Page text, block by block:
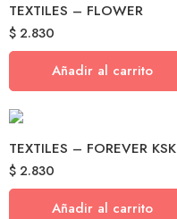
TEXTILES – FLOWER
$2.830
Añadir al carrito
TEXTILES – FOREVER KSK
$2.830
Añadir al carrito